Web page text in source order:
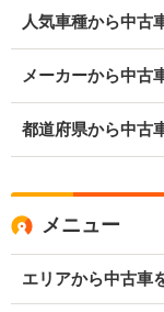
人気車種から中古
メーカーから中古
都道府県から中古
メニュー
エリアから中古車